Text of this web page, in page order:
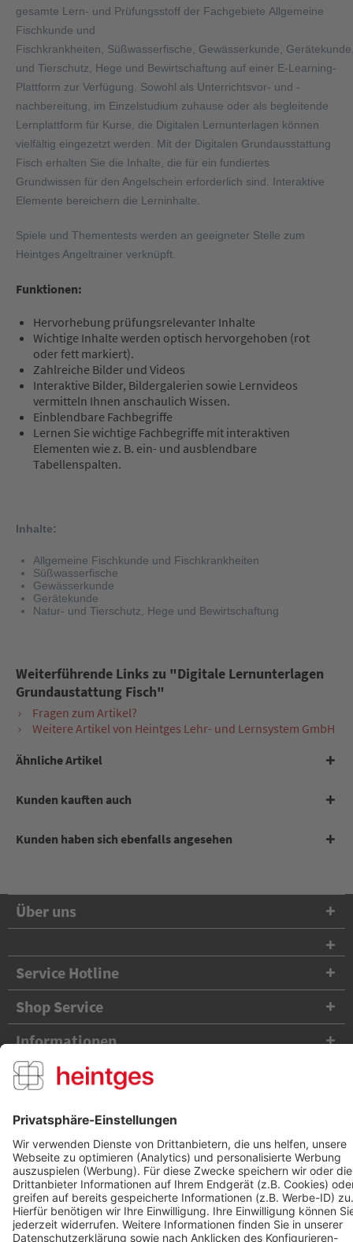
gesamte Lern- und Prüfungsstoff der Fachgebiete Allgemeine
Fischkunde und
Fischkrankheiten, Süßwasserfische, Gewässerkunde,
und Tierschutz, Hege und Bewirtschaftung auf einer E-Learning-
Plattform zur Verfügung. Sowohl als Unterrichtsvor- und -
nachbereitung, im Einzelstudium zuhause oder als begleitende
Lernplattform für Kurse, die Digitalen Lernunterlagen können
vielfältig eingezetzt werden. Mit der Digitalen Grundausstattung
Fisch erhalten Sie die Inhalte, die für ein fundiertes
Grundwissen für den Angelschein erforderlich sind. Interaktive
Elemente bereichern die Lerninhalte.
Spiele und Thementests werden an geeigneter Stelle zum
Heintges Angeltrainer verknüpft.
Funktionen:
Hervorhebung prüfungsrelevanter Inhalte
Wichtige Inhalte werden optisch hervorgehoben (rot
oder fett markiert).
Zahlreiche Bilder und Videos
Interaktive Bilder, Bildergalerien sowie Lernvideos
vermitteln Ihnen anschaulich Wissen.
Einblendbare Fachbegriffe
Lernen Sie wichtige Fachbegriffe mit interaktiven
Elementen wie z. B. ein- und ausblendbare
Tabellenspalten.
Inhalte:
Allgemeine Fischkunde und Fischkrankheiten
Süßwasserfische
Gewässerkunde
Gerätekunde
Natur- und Tierschutz, Hege und Bewirtschaftung
Weiterführende Links zu "Digitale Lernunterlagen
Grundaustattung Fisch"
Fragen zum Artikel?
Weitere Artikel von Heintges Lehr- und Lernsystem GmbH
Ähnliche Artikel
Kunden kauften auch
Kunden haben sich ebenfalls angesehen
Über uns
Service Hotline
Shop Service
Informationen
Folge uns
Versandpartner
Zahlungsarten